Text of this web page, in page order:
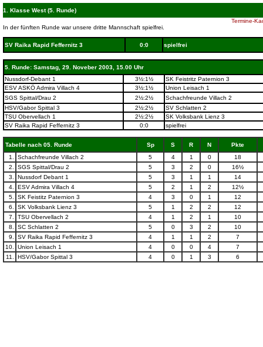
1. Klasse West (5. Runde)
Termine-
In der fünften Runde war unsere dritte Mannschaft spielfrei.
SV Raika Rapid Feffernitz 3 0:0 spielfrei
5. Runde: Samstag, 29. Noveber 2003, 15.00 Uhr
Nussdorf-Debant 1
3½:1½
SK Feistritz Paternion 3
ESV ASKÖ Admira Villach 4
3½:1½
Union Leisach 1
SGS Spittal/Drau 2
2½:2½
Schachfreunde Villach 2
HSV/Gabor Spittal 3
2½:2½
SV Schlatten 2
TSU Obervellach 1
2½:2½
SK Volksbank Lienz 3
SV Raika Rapid Feffernitz 3
0:0 spielfrei
Tabelle nach 05. Runde Sp S R N
Pkte
1.
Schachfreunde Villach 2 5 4 1 0
18
2.
SGS Spittal/Drau 2 5 3 2 0
16½
3.
Nussdorf Debant 1 5 3 1 1
14
4.
ESV Admira Villach 4 5 2 1 2
12½
5.
SK Feistitz Paternion 3 4 3 0 1
12
6.
SK Volksbank Lienz 3 5 1 2 2
12
7.
TSU Obervellach 2 4 1 2 1
10
8.
SC Schlatten 2 5 0 3 2
10
9.
SV Raika Rapid Feffernitz 3 4 1 1 2
7
10.
Union Leisach 1 4 0 0 4
7
11.
HSV/Gabor Spittal 3 4 0 1 3 6